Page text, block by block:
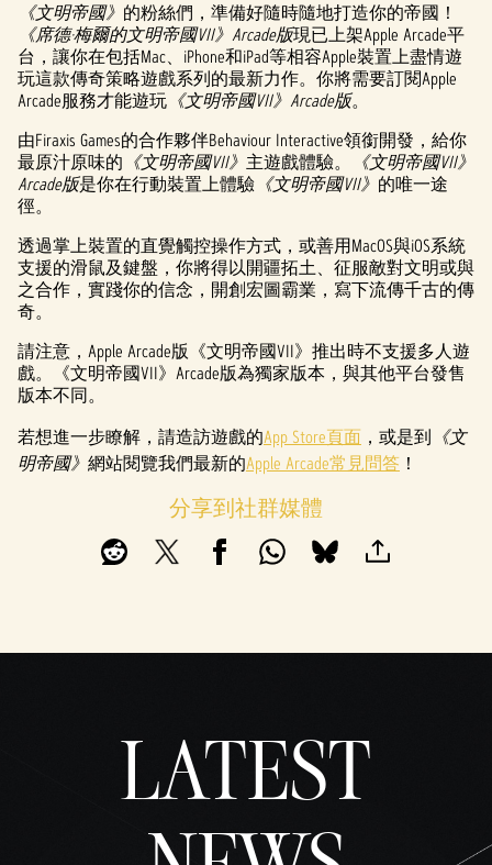
A
c
c
e
p
t
&
P
l
a
y
be的
《文明帝國》 的粉絲們，準備好隨時隨地打造你的帝國！
《席德·梅爾的文明帝國VII》Arcade版現已上架Apple Arcade平
台，讓你在包括Mac、iPhone和iPad等相容Apple裝置上盡情遊
玩這款傳奇策略遊戲系列的最新力作。你將需要訂閱Apple
Arcade服務才能遊玩 《文明帝國VII》Arcade版。
由Firaxis Games的合作夥伴Behaviour Interactive領銜開發，給你
最原汁原味的 《文明帝國VII》 主遊戲體驗。
《文明帝國VII》
Arcade版是你在行動裝置上體驗 《文明帝國VII》 的唯一途
徑。
透過掌上裝置的直覺觸控操作方式，或善用MacOS與iOS系統
支援的滑鼠及鍵盤，你將得以開疆拓土、征服敵對文明或與
之合作，實踐你的信念，開創宏圖霸業，寫下流傳千古的傳
奇。
請注意，Apple Arcade版《文明帝國VII》推出時不支援多人遊
戲。《文明帝國VII》Arcade版為獨家版本，與其他平台發售
版本不同。
若想進一步瞭解，請造訪遊戲的App Store頁面 ，或是到 《文
明帝國》 網站閱覽我們最新的Apple Arcade常見問答 ！
分享到社群媒體
LATEST